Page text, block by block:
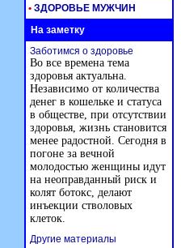
• ЗДОРОВЬЕ МУЖЧИН
На заметку
Заботимся о здоровье
Во все времена тема
здоровья актуальна.
Независимо от количества
денег в кошельке и статуса
в обществе, при отсутствии
здоровья, жизнь становится
менее радостной. Сегодня в
погоне за вечной
молодостью женщины идут
на неоправданный риск и
колят ботокс, делают
инъекции стволовых
клеток.
Другие материалы